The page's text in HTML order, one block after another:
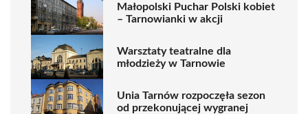
Małopolski Puchar Polski kobiet
– Tarnowianki w akcji
Warsztaty teatralne dla
młodzieży w Tarnowie
Unia Tarnów rozpoczęła sezon
od przekonującej wygranej